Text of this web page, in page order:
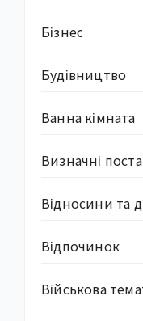
Бізнес
Будівництво
Ванна кімната
Визначні
Відносини та
Відпочинок
Військова